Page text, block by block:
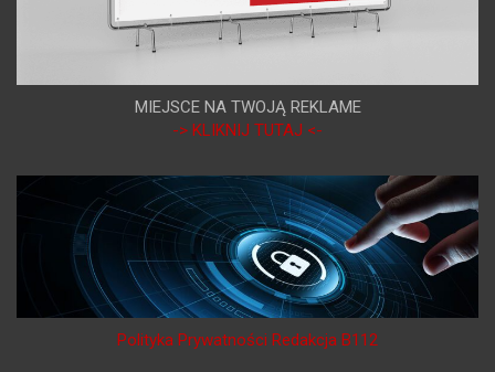
MIEJSCE NA TWOJĄ REKLAME
-> KLIKNIJ TUTAJ <-
Polityka Prywatności Redakcja B112